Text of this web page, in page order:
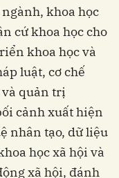
khoa học
cứ khoa học cho
khoa học và
luật, cơ chế
quản trị
cảnh xuất hiện
nhân tạo, dữ liệu
học xã hội và
xã hội, đánh